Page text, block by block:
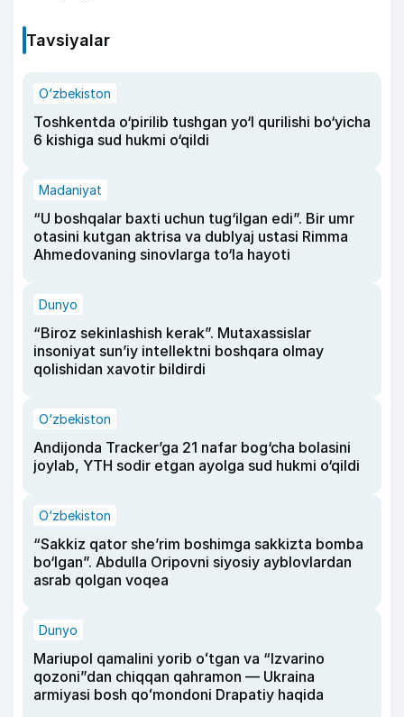
Tavsiyalar
O‘zbekiston
Toshkentda o‘pirilib tushgan yo‘l qurilishi bo‘yicha
6 kishiga sud hukmi o‘qildi
Madaniyat
“U boshqalar baxti uchun tug‘ilgan edi”. Bir umr
otasini kutgan aktrisa va dublyaj ustasi Rimma
Ahmedovaning sinovlarga to‘la hayoti
Dunyo
“Biroz sekinlashish kerak”. Mutaxassislar
insoniyat sun’iy intellektni boshqara olmay
qolishidan xavotir bildirdi
O‘zbekiston
Andijonda Tracker’ga 21 nafar bog‘cha bolasini
joylab, YTH sodir etgan ayolga sud hukmi o‘qildi
O‘zbekiston
“Sakkiz qator she’rim boshimga sakkizta bomba
bo‘lgan”. Abdulla Oripovni siyosiy ayblovlardan
asrab qolgan voqea
Dunyo
Mariupol qamalini yorib oʻtgan va “Izvarino
qozoni”dan chiqqan qahramon — Ukraina
armiyasi bosh qoʻmondoni Drapatiy haqida